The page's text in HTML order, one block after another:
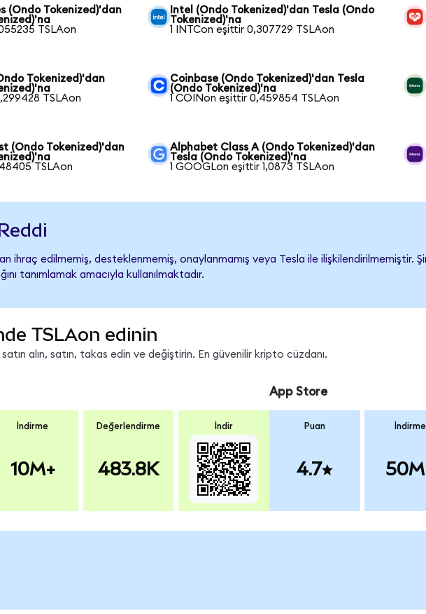
(Ondo Tokenized)'dan
TSLAon
Intel (Ondo Tokenized)'dan Tesla (Ondo
Tokenized)'na
1 INTCon eşittir 0,307729 TSLAon
Tokenized)'dan
TSLAon
Coinbase (Ondo Tokenized)'dan Tesla
(Ondo Tokenized)'na
1 COINon eşittir 0,459854 TSLAon
(Ondo Tokenized)'dan
TSLAon
Alphabet Class A (Ondo Tokenized)'dan
Tesla (Ondo Tokenized)'na
1 GOOGLon eşittir 1,0873 TSLAon
ihraç edilmemiş, desteklenmemiş, onaylanmamış veya Tesla ile ilişkilendirilmemiştir.
tanımlamak amacıyla kullanılmaktadır.
TSLAon edinin
alın, satın, takas edin ve değiştirin. En güvenilir kripto cüzdanı.
İndirme
10M+
Değerlendirme
483.8K
İndir
App Store
Puan
4.7
İndirme